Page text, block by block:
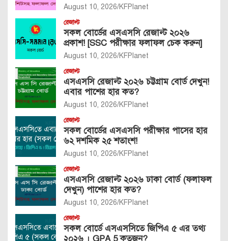
August 10, 2026 KFPlanet
রেজাল্ট
সকল বোর্ডের এসএসসি রেজাল্ট ২০২৬
প্রকাশ! [SSC পরীক্ষার ফলাফল চেক করুন]
August 10, 2026 KFPlanet
রেজাল্ট
এসএসসি রেজাল্ট ২০২৬ চট্টগ্রাম বোর্ড দেখুন!
এবার পাশের হার কত?
August 10, 2026 KFPlanet
রেজাল্ট
সকল বোর্ডের এসএসসি পরীক্ষার পাসের হার
৬২ দশমিক ২৫ শতাংশ!
August 10, 2026 KFPlanet
রেজাল্ট
এসএসসি রেজাল্ট ২০২৬ ঢাকা বোর্ড (ফলাফল
দেখুন) পাশের হার কত?
August 10, 2026 KFPlanet
রেজাল্ট
সকল বোর্ডে এসএসসিতে জিপিএ ৫ এর তথ্য
২০২৬ । GPA 5 কতজন?